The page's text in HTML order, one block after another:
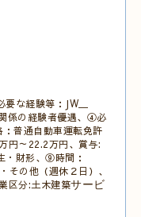
な経験等：JW＿
係の経験者優遇、④必
普通自動車運転免許
円～22.2万円、賞与:
・財形、⑨時間：
その他 （週休２日）、
区分:土木建築サービ